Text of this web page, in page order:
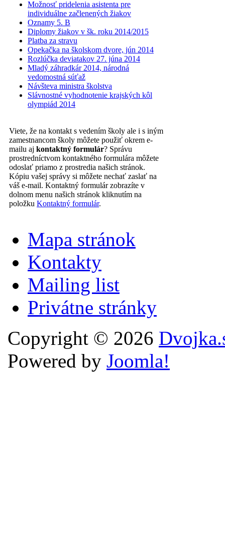
Možnosť pridelenia asistenta pre
individuálne začlenených žiakov
Oznamy 5. B
Diplomy žiakov v šk. roku 2014/2015
Platba za stravu
Opekačka na školskom dvore, jún 2014
Rozlúčka deviatakov 27. júna 2014
Mladý záhradkár 2014, národná
vedomostná súťaž
Návšteva ministra školstva
Slávnostné vyhodnotenie krajských kôl
olympiád 2014
Viete, že na kontakt s vedením školy ale i s iným
zamestnancom školy môžete použiť okrem e-
mailu aj kontaktný formulár? Správu
prostredníctvom kontaktného formulára môžete
odoslať priamo z prostredia našich stránok.
Kópiu vašej správy si môžete nechať zaslať na
váš e-mail. Kontaktný formulár zobrazíte v
dolnom menu našich stránok kliknutím na
položku Kontaktný formulár.
Mapa stránok
Kontakty
Mailing list
Privátne stránky
Copyright © 2026
Powered by Joomla!